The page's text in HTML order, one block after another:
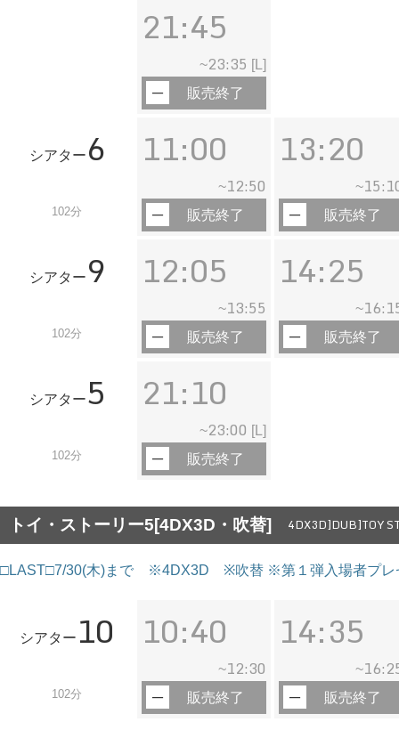
21:45
~23:35 [L]
販売終了
シアター 6
102分
11:00
~12:50
販売終了
13:20
~
販売終了
シアター 9
102分
12:05
~13:55
販売終了
14:25
~
販売終了
シアター5
102分
21:10
~23:00 [L]
販売終了
トイ・ストーリー5[4DX3D・吹替] 4DX3D]DUB]TOY
□LAST□7/30(木)まで ※4DX3D ※吹替 ※第１弾入場者プレ
シアター 10
102分
10:40
~12:30
販売終了
14:35
~
販売終了